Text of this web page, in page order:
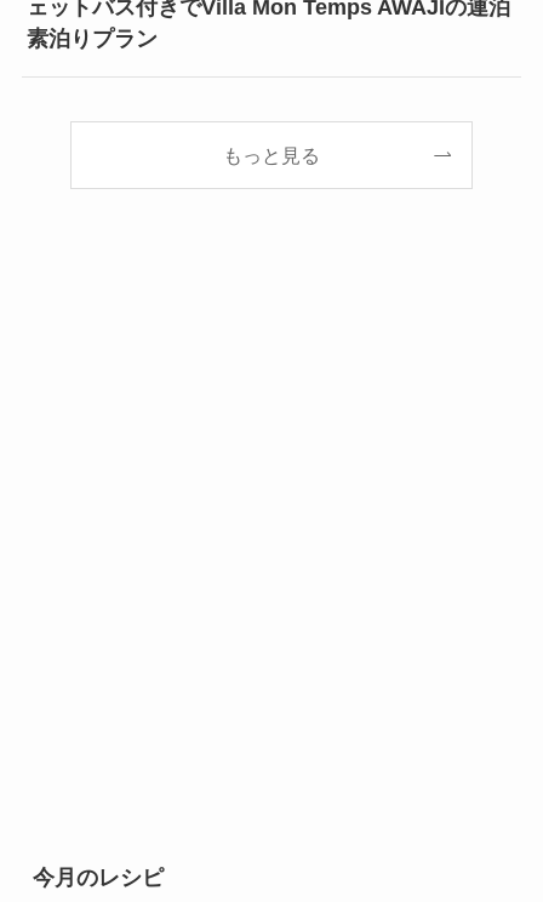
ェットバス付きでVilla Mon Temps AWAJIの連泊
素泊りプラン
もっと見る
今月のレシピ